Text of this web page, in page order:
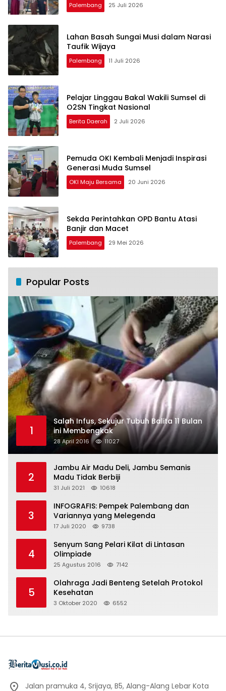
Palembang 25 Juli 2026
Lahan Basah Sungai Musi dalam Narasi
Taufik Wijaya
Palembang 11 Juli 2026
Pelajar Linggau Bakal Wakili Sumsel di
O2SN Tingkat Nasional
Berita Daerah 2 Juli 2026
Pemuda OKI Kembali Menjadi Inspirasi
Generasi Muda Sumsel
OKI Maju Bersama 20 Juni 2026
Sekda Perintahkan OPD Bantu Atasi
Banjir dan Macet
Palembang 29 Mei 2026
Popular Posts
1
Salah Infus, Sekujur Tubuh Balita 11 Bulan
ini Membengkak
28 April 2016 11027
2
Jambu Air Madu Deli, Jambu Semanis
Madu Tidak Berbiji
31 Juli 2021 10618
3
INFOGRAFIS: Pempek Palembang dan
Variannya yang Melegenda
17 Juli 2020 9738
4
Senyum Sang Pelari Kilat di Lintasan
Olimpiade
25 Agustus 2016 7142
5
Olahraga Jadi Benteng Setelah Protokol
Kesehatan
3 Oktober 2020 6552
Jalan pramuka 4, Srijaya, B5, Alang-Alang Lebar Kota